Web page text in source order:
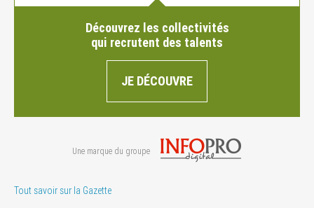
Découvrez les collectivités
qui recrutent des talents
JE DÉCOUVRE
Une marque du groupe
Tout savoir sur la Gazette